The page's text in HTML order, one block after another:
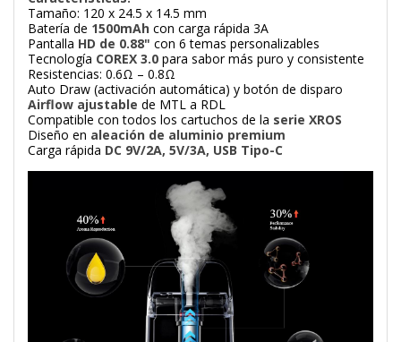
Tamaño: 120 x 24.5 x 14.5 mm
Batería de 1500mAh con carga rápida 3A
Pantalla HD de 0.88" con 6 temas personalizables
Tecnología COREX 3.0 para sabor más puro y consistente
Resistencias: 0.6Ω – 0.8Ω
Auto Draw (activación automática) y botón de disparo
Airflow ajustable de MTL a RDL
Compatible con todos los cartuchos de la serie XROS
Diseño en aleación de aluminio premium
Carga rápida DC 9V/2A, 5V/3A, USB Tipo-C